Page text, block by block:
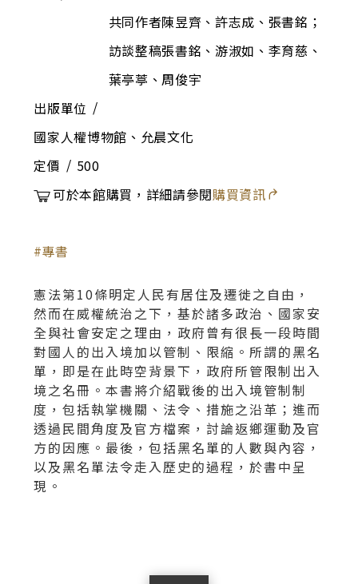
共同作者陳昱齊、許志成、張書銘；
訪談整稿張書銘、游淑如、李育慈、
葉亭葶、周俊宇
出版單位
國家人權博物館、允晨文化
定價
500
可於本館購買，詳細請參閱購買資訊
專書
憲法第10條明定人民有居住及遷徙之自由，
然而在威權統治之下，基於諸多政治、國家安
全與社會安定之理由，政府曾有很長一段時間
對國人的出入境加以管制、限縮。所謂的黑名
單，即是在此時空背景下，政府所管限制出入
境之名冊。本書將介紹戰後的出入境管制制
度，包括執掌機關、法令、措施之沿革；進而
透過民間角度及官方檔案，討論返鄉運動及官
方的因應。最後，包括黑名單的人數與內容，
以及黑名單法令走入歷史的過程，於書中呈
現。